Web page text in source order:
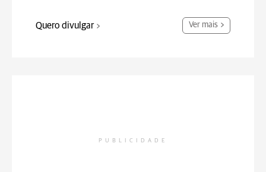
Quero divulgar Ver mais
PUBLICIDADE